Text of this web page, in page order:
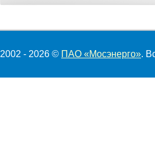
2002 - 2026 © ПАО «Мосэнерго».